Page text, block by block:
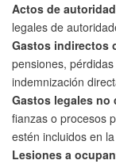
Actos de
legales de
Gastos indirectos
pensiones,
indemnización
Gastos legales no
fianzas o procesos
estén incluidos en
Lesiones a